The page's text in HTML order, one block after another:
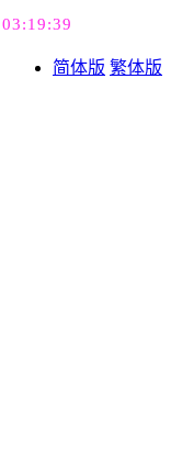
03:19:40
简体版 繁体版